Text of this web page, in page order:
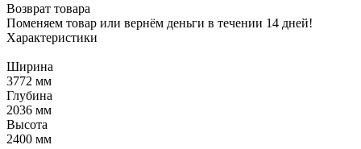
Возврат товара
Поменяем товар или вернём деньги в течении 14 дней!
Характеристики
Ширина
3772 мм
Глубина
2036 мм
Высота
2400 мм